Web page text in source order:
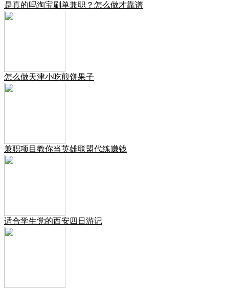
是真的吗淘宝刷单兼职？怎么做才靠谱
怎么做天津小吃煎饼果子
兼职项目教你当英雄联盟代练赚钱
适合学生党的西安四日游记